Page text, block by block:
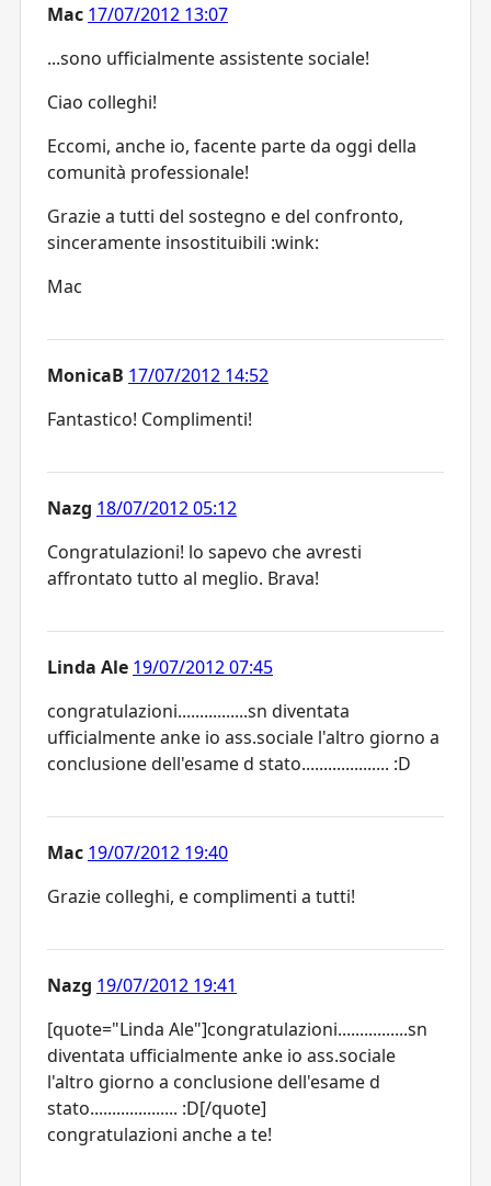
Mac 17/07/2012 13:07
...sono ufficialmente assistente sociale!
Ciao colleghi!
Eccomi, anche io, facente parte da oggi della
comunità professionale!
Grazie a tutti del sostegno e del confronto,
sinceramente insostituibili :wink:
Mac
MonicaB 17/07/2012 14:52
Fantastico! Complimenti!
Nazg 18/07/2012 05:12
Congratulazioni! lo sapevo che avresti
affrontato tutto al meglio. Brava!
Linda Ale 19/07/2012 07:45
congratulazioni................sn diventata
ufficialmente anke io ass.sociale l'altro giorno a
conclusione dell'esame d stato.................... :D
Mac 19/07/2012 19:40
Grazie colleghi, e complimenti a tutti!
Nazg 19/07/2012 19:41
[quote="Linda Ale"]congratulazioni................sn
diventata ufficialmente anke io ass.sociale
l'altro giorno a conclusione dell'esame d
stato.................... :D[/quote]
congratulazioni anche a te!